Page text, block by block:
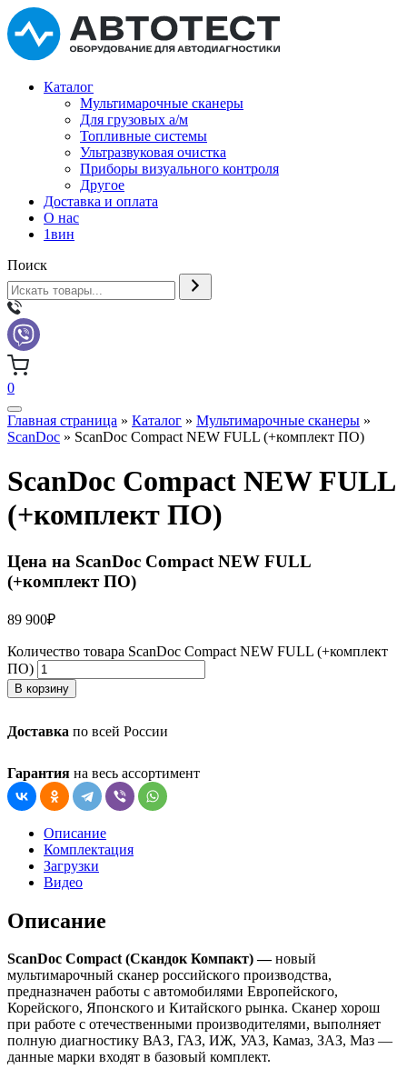
Каталог
Мультимарочные сканеры
Для грузовых а/м
Топливные системы
Ультразвуковая очистка
Приборы визуального контроля
Другое
Доставка и оплата
О нас
1вин
Поиск
0
Главная страница » Каталог » Мультимарочные сканеры »
ScanDoc » ScanDoc Compact NEW FULL (+комплект ПО)
ScanDoc Compact NEW FULL
(+комплект ПО)
Цена на ScanDoc Compact NEW FULL
(+комплект ПО)
89 900₽
Количество товара ScanDoc Compact NEW FULL (+комплект
ПО)
В корзину
Доставка по всей России
Гарантия на весь ассортимент
Описание
Комплектация
Загрузки
Видео
Описание
ScanDoc Compact (Скандок Компакт) —новый
мультимарочный сканер российского производства,
предназначен работы с автомобилями Европейского,
Корейского, Японского и Китайского рынка. Сканер хорош
при работе с отечественными производителями, выполняет
полную диагностику ВАЗ, ГАЗ, ИЖ, УАЗ, Камаз, ЗАЗ, Маз —
данные марки входят в базовый комплект.